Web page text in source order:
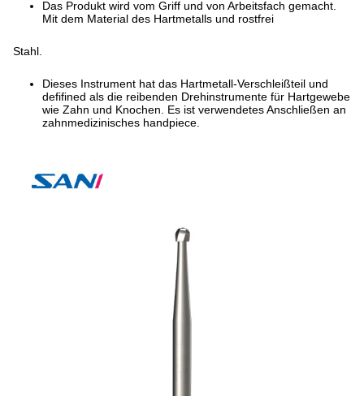
Das Produkt wird vom Griff und von Arbeitsfach gemacht.
Mit dem Material des Hartmetalls und rostfrei
Stahl.
Dieses Instrument hat das Hartmetall-Verschleißteil und
defifined als die reibenden Drehinstrumente für Hartgewebe
wie Zahn und Knochen. Es ist verwendetes Anschließen an
zahnmedizinisches handpiece.